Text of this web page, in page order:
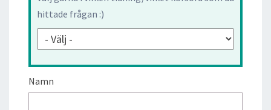
hittade frågan :)
Namn